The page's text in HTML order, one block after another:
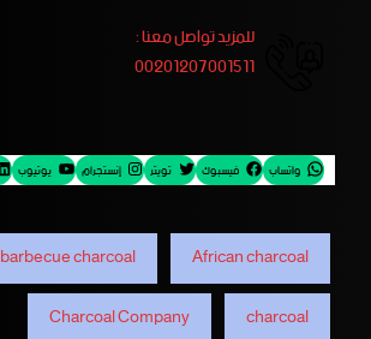
للمزيد تواصل معنا :
00201207001511
واتساب فيسبوك تويتر إنستجرام يوتيوب
African charcoal
barbecue charcoal
charcoal
Charcoal Company